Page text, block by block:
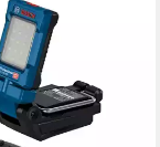
GLI 18V-800
Akku Leuchte 18
1x Akku 5,0 Ah
2-3 Werktagen bei dir